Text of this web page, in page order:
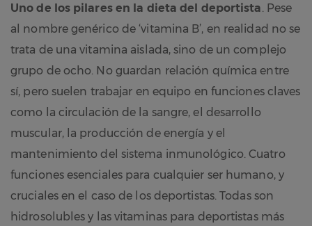
Uno de los pilares en la dieta del deportista. Pese
al nombre genérico de ‘vitamina B’, en realidad no se
trata de una vitamina aislada, sino de un complejo
grupo de ocho. No guardan relación química entre
sí, pero suelen trabajar en equipo en funciones claves
como la circulación de la sangre, el desarrollo
muscular, la producción de energía y el
mantenimiento del sistema inmunológico. Cuatro
funciones esenciales para cualquier ser humano, y
cruciales en el caso de los deportistas. Todas son
hidrosolubles y las vitaminas para deportistas más